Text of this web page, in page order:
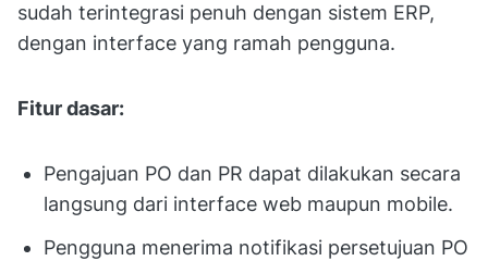
sudah terintegrasi penuh dengan sistem ERP,
dengan interface yang ramah pengguna.
Fitur dasar:
Pengajuan PO dan PR dapat dilakukan secara
langsung dari interface web maupun mobile.
Pengguna menerima notifikasi persetujuan PO